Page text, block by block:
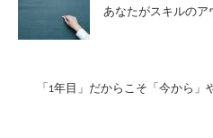
あなたがスキルのア
「1年目」だからこそ「今から」